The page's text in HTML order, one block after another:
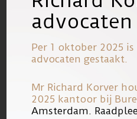
inmiddels wel
als een verdachte
Het OM geeft aan
taak zou behoren.
Per 1 oktober 2025
advocaten gestaakt.
Mr Richard Korver
2025 kantoor bij
Amsterdam.